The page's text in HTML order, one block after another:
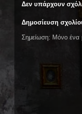
Δεν υπάρχουν
Δημοσίευση
Σημείωση: Μόνο ένα